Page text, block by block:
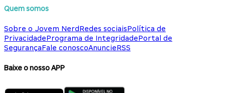
Quem somos
Sobre o Jovem NerdRedes sociaisPolítica de
PrivacidadePrograma de IntegridadePortal de
SegurançaFale conoscoAnuncieRSS
Baixe o nosso APP